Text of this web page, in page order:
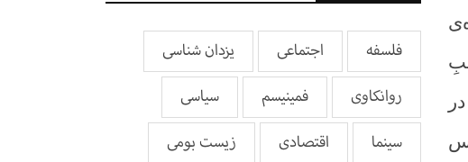
و در
فلسفه اجتماعی
یزدان شناسی
روانکاوی
فمینیسم
سیاسی
سینما
اقتصادی
زیست بومی